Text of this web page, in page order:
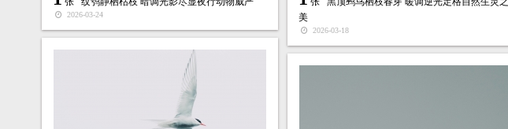
2026-03-24
美
2026-03-18